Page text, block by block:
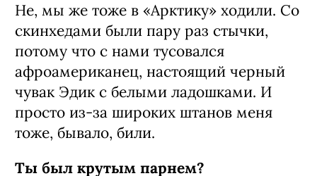
Не, мы же тоже в «Арктику» ходили. Со
скинхедами были пару раз стычки,
потому что с нами тусовался
афроамериканец, настоящий черный
чувак Эдик с белыми ладошками. И
просто из-за широких штанов меня
тоже, бывало, били.
Ты был крутым парнем?